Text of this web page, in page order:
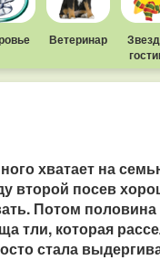
Ветеринар
хватает на
второй посев
Потом половина
тли, которая
стала